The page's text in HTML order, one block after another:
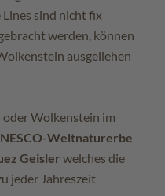
sind nicht fix
werden, können
ausgeliehen
oder Wolkenstein im
Weltnaturerbe
Geisler welches die
jeder Jahreszeit